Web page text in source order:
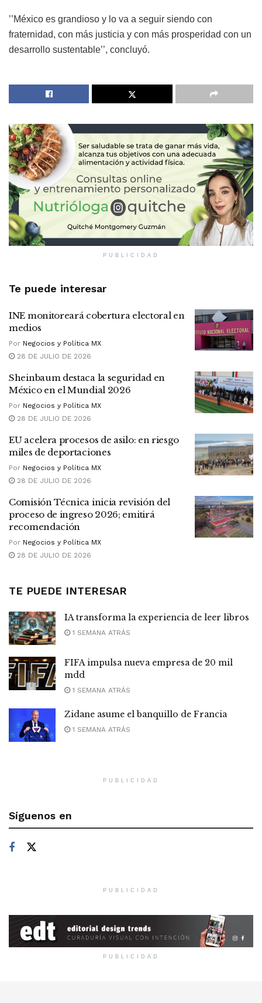
’’México es grandioso y lo va a seguir siendo con
fraternidad, con más justicia y con más prosperidad con un
desarrollo sustentable’’, concluyó.
PUBLICIDAD
Te puede interesar
INE monitoreará cobertura electoral en
medios
Por Negocios y Política MX
28 DE JULIO DE 2026
Sheinbaum destaca la seguridad en
México en el Mundial 2026
Por Negocios y Política MX
28 DE JULIO DE 2026
EU acelera procesos de asilo: en riesgo
miles de deportaciones
Por Negocios y Política MX
28 DE JULIO DE 2026
Comisión Técnica inicia revisión del
proceso de ingreso 2026; emitirá
recomendación
Por Negocios y Política MX
28 DE JULIO DE 2026
TE PUEDE INTERESAR
IA transforma la experiencia de leer libros
1 SEMANA ATRÁS
FIFA impulsa nueva empresa de 20 mil
mdd
1 SEMANA ATRÁS
Zidane asume el banquillo de Francia
1 SEMANA ATRÁS
PUBLICIDAD
Síguenos en
PUBLICIDAD
PUBLICIDAD